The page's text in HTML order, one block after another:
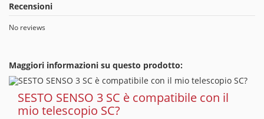
Recensioni
No reviews
Maggiori informazioni su questo prodotto:
SESTO SENSO 3 SC è compatibile con il
mio telescopio SC?